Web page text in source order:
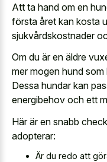
Att ta hand om en
första året kan kosta
sjukvårdskostnader
Om du är en äldre
mer mogen hund
Dessa hundar kan
energibehov och ett
Här är en snabb
adopterar:
Är du redo att